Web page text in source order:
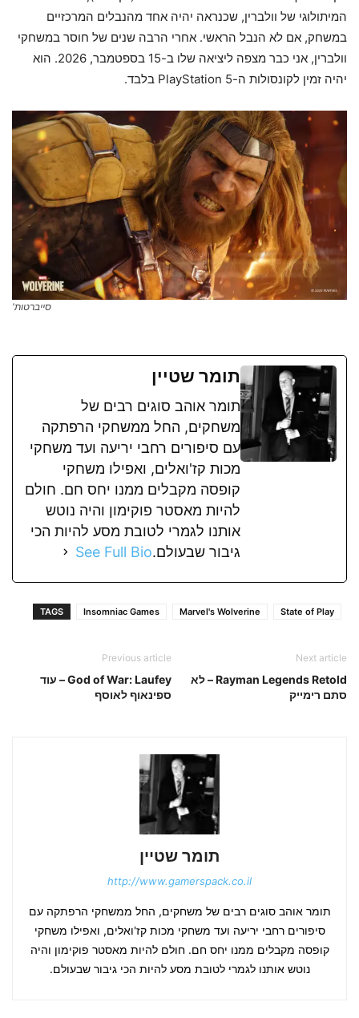
המיתולוגי של וולברין, שכנראה יהיה אחד מהנבלים המרכזיים
במשחק, אם לא הנבל הראשי. אחרי הרבה שנים של חוסר במשחקי
וולברין, אני כבר מצפה ליציאה שלו ב-15 בספטמבר, 2026. הוא
יהיה זמין לקונסולות ה-PlayStation 5 בלבד.
סייברטות'
תומר שטיין
תומר אוהב סוגים רבים של
משחקים, החל ממשחקי הרפתקה
עם סיפורים רחבי יריעה ועד משחקי
מכות קז'ואלים, ואפילו משחקי
קופסה מקבלים ממנו יחס חם. חולם
להיות מאסטר פוקימון והיה נוטש
אותנו לגמרי לטובת מסע להיות הכי
גיבור שבעולם.See Full Bio
TAGS Insomniac Games Marvel's Wolverine State of Play
Previous article
God of War: Laufey – עוד
ספינאוף לאוסף
Next article
Rayman Legends Retold – לא
סתם רימייק
תומר שטיין
http://www.gamerspack.co.il
תומר אוהב סוגים רבים של משחקים, החל ממשחקי הרפתקה עם
סיפורים רחבי יריעה ועד משחקי מכות קז'ואלים, ואפילו משחקי
קופסה מקבלים ממנו יחס חם. חולם להיות מאסטר פוקימון והיה
נוטש אותנו לגמרי לטובת מסע להיות הכי גיבור שבעולם.